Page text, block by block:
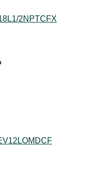
2NPTCFX